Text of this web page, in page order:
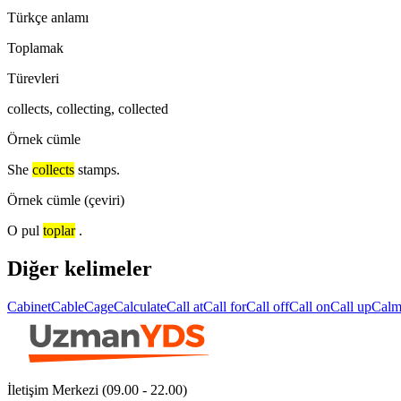
Türkçe anlamı
Toplamak
Türevleri
collects, collecting, collected
Örnek cümle
She collects stamps.
Örnek cümle (çeviri)
O pul toplar .
Diğer kelimeler
CabinetCableCageCalculateCall atCall forCall offCall onCall upCalm
İletişim Merkezi (09.00 - 22.00)